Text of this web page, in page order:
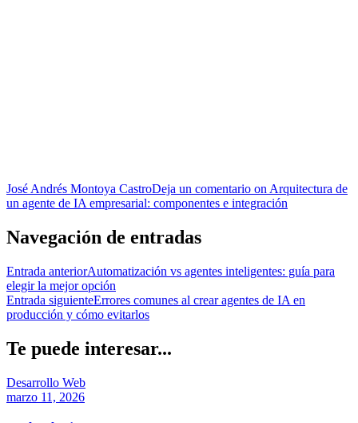
José Andrés Montoya CastroDeja un comentario on Arquitectura de
un agente de IA empresarial: componentes e integración
Navegación de entradas
Entrada anteriorAutomatización vs agentes inteligentes: guía para
elegir la mejor opción
Entrada siguienteErrores comunes al crear agentes de IA en
producción y cómo evitarlos
Te puede interesar...
Desarrollo Web
marzo 11, 2026